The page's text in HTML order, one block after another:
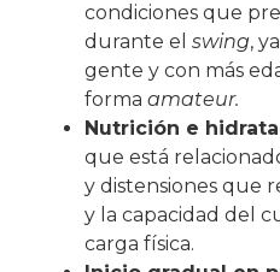
condiciones que
durante el swing,
gente y con más
forma amateur.
Nutrición e
que está
y distensiones que
y la capacidad del
carga física.